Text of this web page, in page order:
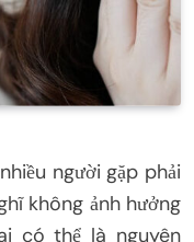
người gặp phải
không ảnh hưởng
có thể là nguyên